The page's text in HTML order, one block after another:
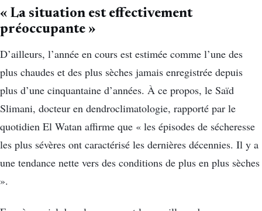
« La situation est effectivement
préoccupante »
D’ailleurs, l’année en cours est estimée comme l’une des
plus chaudes et des plus sèches jamais enregistrée depuis
plus d’une cinquantaine d’années. À ce propos, le Saïd
Slimani, docteur en dendroclimatologie, rapporté par le
quotidien El Watan affirme que « les épisodes de sécheresse
les plus sévères ont caractérisé les dernières décennies. Il y a
une tendance nette vers des conditions de plus en plus sèches
».